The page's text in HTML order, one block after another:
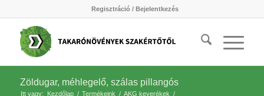
Regisztráció / Bejelentkezés
Zöldugar, méhlegelő, szálas pillangós
Itt vagy: Kezdőlap / Termékeink / AKG keverékek /